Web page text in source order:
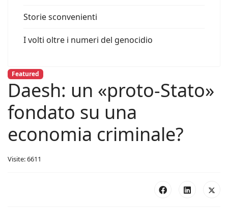
Storie sconvenienti
I volti oltre i numeri del genocidio
Featured
Daesh: un «proto-Stato»
fondato su una
economia criminale?
Visite: 6611